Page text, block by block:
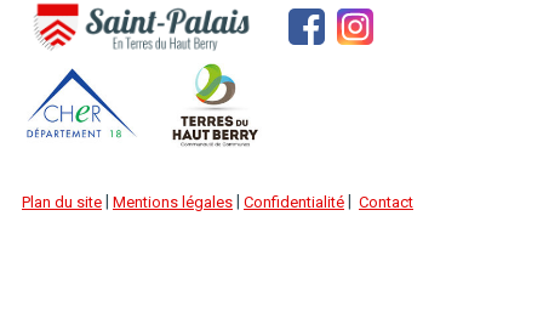
Plan du site Mentions légales Confidentialité Contact